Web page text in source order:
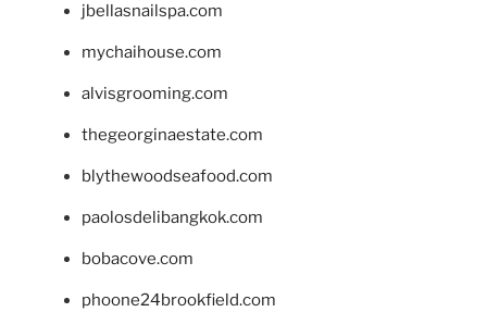
jbellasnailspa.com
mychaihouse.com
alvisgrooming.com
thegeorginaestate.com
blythewoodseafood.com
paolosdelibangkok.com
bobacove.com
phoone24brookfield.com